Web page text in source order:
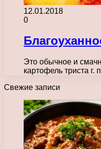
12.01.2018
0
Это обычное и
картофель триста
Свежие записи